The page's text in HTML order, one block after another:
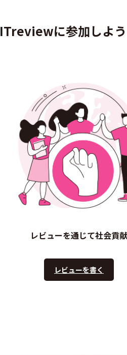
ITreviewに参加しよう
レビューを通じて社会貢献
レビューを書く